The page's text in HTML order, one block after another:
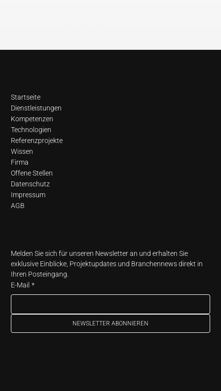
Melden Sie sich für unseren Newsletter an und erhalten Sie
exklusive Einblicke, Projektupdates und Branchennews direkt in
Ihren Posteingang.
E-Mail *
NEWSLETTER ABONNIEREN
Startseite
Dienstleistungen
Kompetenzen
Technologien
Referenzprojekte
Wissen
Firma
Offene Stellen
Datenschutz
Impressum
AGB